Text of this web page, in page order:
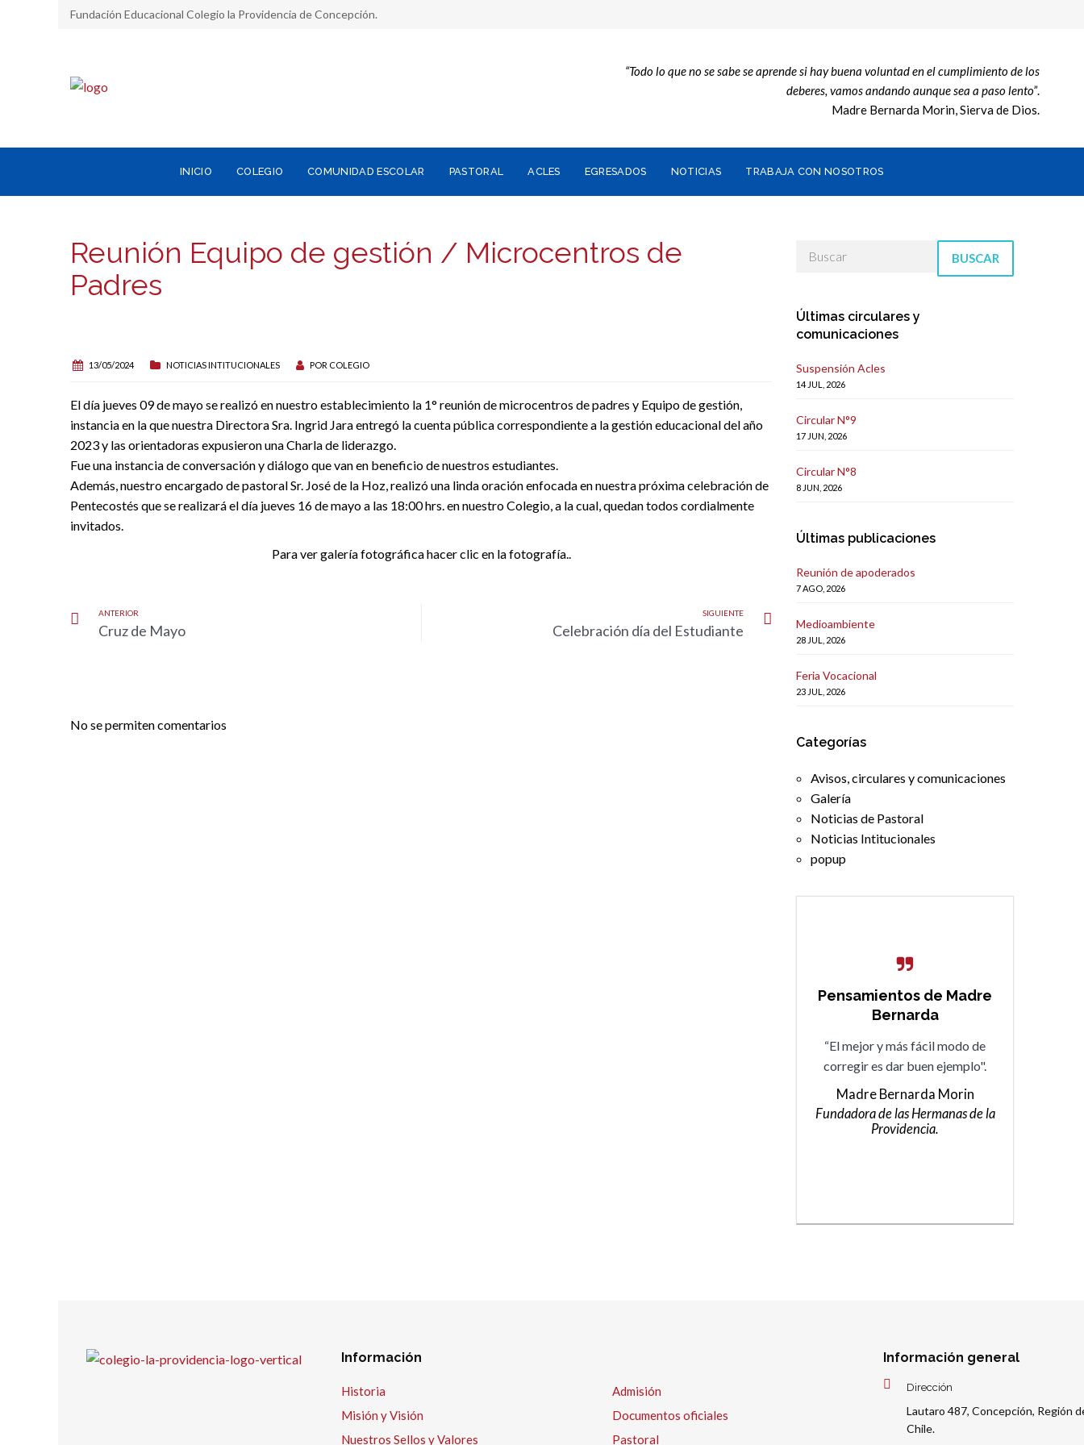
Fundación Educacional Colegio la Providencia de Concepción.
“Todo lo que no se sabe se aprende si hay buena voluntad en el cumplimiento de los
deberes, vamos andando aunque sea a paso lento”.
Madre Bernarda Morin, Sierva de Dios.
INICIO COLEGIO COMUNIDAD ESCOLAR PASTORAL ACLES EGRESADOS NOTICIAS TRABAJA CON NOSOTROS
Reunión Equipo de gestión / Microcentros de
Padres
13/05/2024 NOTICIAS INTITUCIONALES POR COLEGIO
El día jueves 09 de mayo se realizó en nuestro establecimiento la 1° reunión de microcentros de padres y Equipo de gestión,
instancia en la que nuestra Directora Sra. Ingrid Jara entregó la cuenta pública correspondiente a la gestión educacional del año
2023 y las orientadoras expusieron una Charla de liderazgo.
Fue una instancia de conversación y diálogo que van en beneficio de nuestros estudiantes.
Además, nuestro encargado de pastoral Sr. José de la Hoz, realizó una linda oración enfocada en nuestra próxima celebración de
Pentecostés que se realizará el día jueves 16 de mayo a las 18:00 hrs. en nuestro Colegio, a la cual, quedan todos cordialmente
invitados.
Para ver galería fotográfica hacer clic en la fotografía..
ANTERIOR
Cruz de Mayo
SIGUIENTE
Celebración día del Estudiante
No se permiten comentarios
BUSCAR
Últimas circulares y
comunicaciones
Suspensión Acles
14 JUL, 2026
Circular N°9
17 JUN, 2026
Circular N°8
8 JUN, 2026
Últimas publicaciones
Reunión de apoderados
7 AGO, 2026
Medioambiente
28 JUL, 2026
Feria Vocacional
23 JUL, 2026
Categorías
Avisos, circulares y comunicaciones
Galería
Noticias de Pastoral
Noticias Intitucionales
popup
Pensamientos de Madre
Bernarda
“El mejor y más fácil modo de
corregir es dar buen ejemplo".
Madre Bernarda Morin
Fundadora de las Hermanas de la
Providencia.
Información
Historia
Misión y Visión
Nuestros Sellos y Valores
Admisión
Documentos oficiales
Pastoral
Información general
Dirección
Lautaro 487, Concepción, Región
Chile.